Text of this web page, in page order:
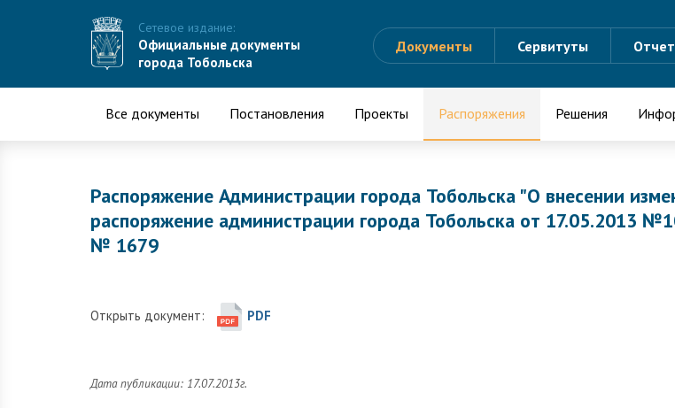
Сетевое издание:
Официальные документы
города Тобольска
Документы Сервитуты
Все документы Постановления Проекты Распоряжения Решения
Распоряжение Администрации города Тобольска "О внесении
распоряжение администрации города Тобольска от 17.05.2013
№ 1679
Открыть документ: PDF
Дата публикации: 17.07.2013г.